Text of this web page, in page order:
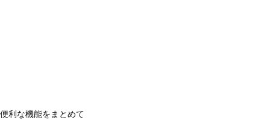
便利な機能をまとめて